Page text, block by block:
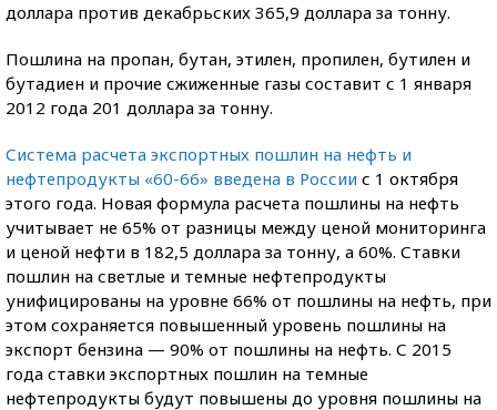
доллара против декабрьских 365,9 доллара за тонну.
Пошлина на пропан, бутан, этилен, пропилен, бутилен и
бутадиен и прочие сжиженные газы составит с 1 января
2012 года 201 доллара за тонну.
Система расчета экспортных пошлин на нефть и
нефтепродукты «60-66» введена в России с 1 октября
этого года. Новая формула расчета пошлины на нефть
учитывает не 65% от разницы между ценой мониторинга
и ценой нефти в 182,5 доллара за тонну, а 60%. Ставки
пошлин на светлые и темные нефтепродукты
унифицированы на уровне 66% от пошлины на нефть, при
этом сохраняется повышенный уровень пошлины на
экспорт бензина — 90% от пошлины на нефть. С 2015
года ставки экспортных пошлин на темные
нефтепродукты будут повышены до уровня пошлины на